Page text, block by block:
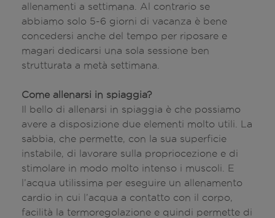
allenamenti a settimana. Al contrario se
abbiamo solo 5-6 giorni di vacanza è bene
concedersi anche del tempo per riposare e
magari dedicarsi una sola sessione ben
strutturata a metà settimana.
Come allenarsi in spiaggia?
Il bello di allenarsi in spiaggia è che possiamo
avere a disposizione due elementi molto utili. La
sabbia, che permette, con la sua superficie
instabile, di lavorare sulla propriocezione e di
stimolare in modo molto intenso i muscoli. E
l’acqua utilissima per eseguire un allenamento
cardio in cui l’acqua a contatto con il corpo,
facilità la termoregolazione e quindi permette di